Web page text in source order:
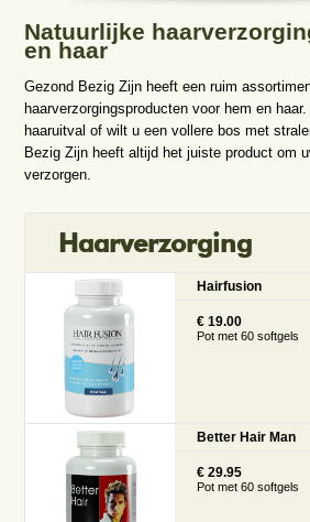
Natuurlijke
en haar
Gezond Bezig Zijn heeft een ruim
haarverzorgingsproducten voor hem en
haaruitval of wilt u een vollere bos met
Bezig Zijn heeft altijd het juiste product om
verzorgen.
Haarverzorging
Hairfusion
€ 19.00
Pot met 60 softgels
Better Hair Man
€ 29.95
Pot met 60 softgels